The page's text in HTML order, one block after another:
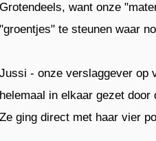
Grotendeels, want onze
"groentjes" te steunen waar
Jussi - onze verslaggever op
helemaal in elkaar gezet
Ze ging direct met haar vier